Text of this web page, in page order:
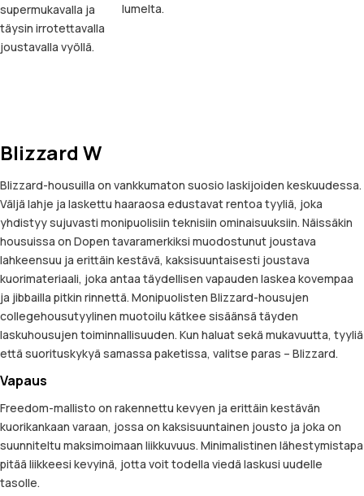
supermukavalla ja
täysin irrotettavalla
joustavalla vyöllä.
lumelta.
Blizzard W
Blizzard-housuilla on vankkumaton suosio laskijoiden keskuudessa.
Väljä lahje ja laskettu haaraosa edustavat rentoa tyyliä, joka
yhdistyy sujuvasti monipuolisiin teknisiin ominaisuuksiin. Näissäkin
housuissa on Dopen tavaramerkiksi muodostunut joustava
lahkeensuu ja erittäin kestävä, kaksisuuntaisesti joustava
kuorimateriaali, joka antaa täydellisen vapauden laskea kovempaa
ja jibbailla pitkin rinnettä. Monipuolisten Blizzard-housujen
collegehousutyylinen muotoilu kätkee sisäänsä täyden
laskuhousujen toiminnallisuuden. Kun haluat sekä mukavuutta, tyyliä
että suorituskykyä samassa paketissa, valitse paras – Blizzard.
Vapaus
Freedom-mallisto on rakennettu kevyen ja erittäin kestävän
kuorikankaan varaan, jossa on kaksisuuntainen jousto ja joka on
suunniteltu maksimoimaan liikkuvuus. Minimalistinen lähestymistapa
pitää liikkeesi kevyinä, jotta voit todella viedä laskusi uudelle
tasolle.